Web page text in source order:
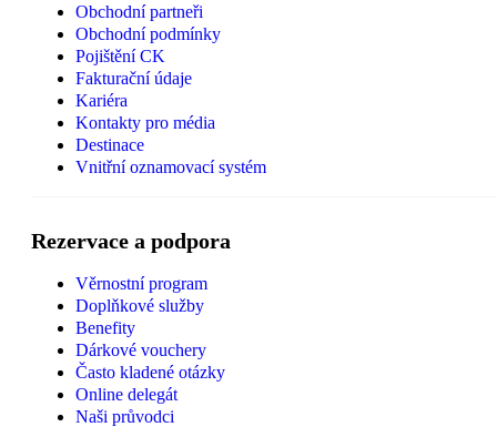
Obchodní partneři
Obchodní podmínky
Pojištění CK
Fakturační údaje
Kariéra
Kontakty pro média
Destinace
Vnitřní oznamovací systém
Rezervace a podpora
Věrnostní program
Doplňkové služby
Benefity
Dárkové vouchery
Často kladené otázky
Online delegát
Naši průvodci